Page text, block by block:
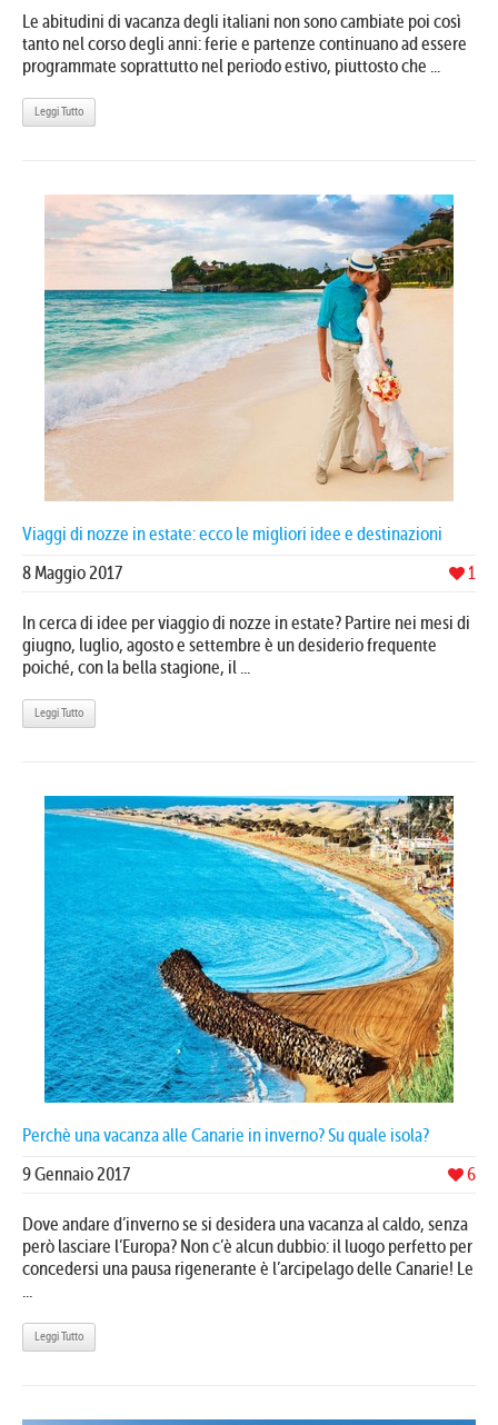
Le abitudini di vacanza degli italiani non sono cambiate poi così
tanto nel corso degli anni: ferie e partenze continuano ad essere
programmate soprattutto nel periodo estivo, piuttosto che ...
Leggi Tutto
Viaggi di nozze in estate: ecco le migliori idee e destinazioni
1
8 Maggio 2017
In cerca di idee per viaggio di nozze in estate? Partire nei mesi di
giugno, luglio, agosto e settembre è un desiderio frequente
poiché, con la bella stagione, il ...
Leggi Tutto
Perchè una vacanza alle Canarie in inverno? Su quale isola?
6
9 Gennaio 2017
Dove andare d’inverno se si desidera una vacanza al caldo, senza
però lasciare l’Europa? Non c’è alcun dubbio: il luogo perfetto per
concedersi una pausa rigenerante è l’arcipelago delle Canarie! Le
Leggi Tutto